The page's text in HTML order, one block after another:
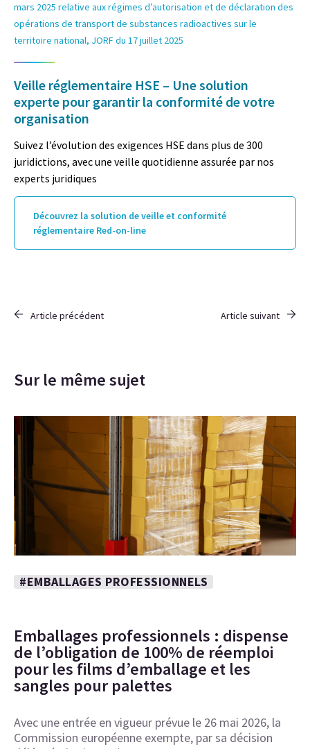
mars 2025 relative aux régimes d’autorisation et de déclaration des
opérations de transport de substances radioactives sur le
territoire national, JORF du 17 juillet 2025
Veille réglementaire HSE – Une solution
experte pour garantir la conformité de votre
organisation
Suivez l’évolution des exigences HSE dans plus de 300
juridictions, avec une veille quotidienne assurée par nos
experts juridiques
Découvrez la solution de veille et conformité
réglementaire Red-on-line
Article précédent Article suivant
Sur le même sujet
#EMBALLAGES PROFESSIONNELS
Emballages professionnels : dispense
de l’obligation de 100% de réemploi
pour les films d’emballage et les
sangles pour palettes
Avec une entrée en vigueur prévue le 26 mai 2026, la
Commission européenne exempte, par sa décision